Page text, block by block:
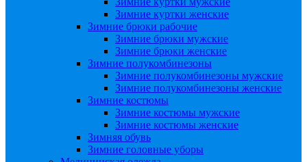
Зимние куртки женские
Зимние брюки рабочие
Зимние брюки мужские
Зимние брюки женские
Зимние полукомбинезоны
Зимние полукомбинезоны мужские
Зимние полукомбинезоны женские
Зимние костюмы
Зимние костюмы мужские
Зимние костюмы женские
Зимняя обувь
Зимние головные уборы